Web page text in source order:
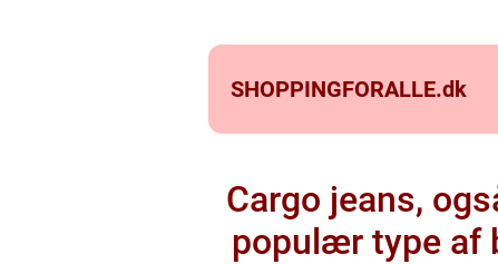
SHOPPINGFORALLE.dk
Cargo jeans,
populær type af